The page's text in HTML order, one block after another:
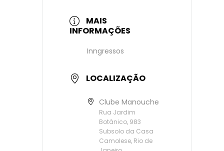
MAIS
INFORMAÇÕES
Inngressos
LOCALIZAÇÃO
Clube Manouche
Rua Jardim
Botânico, 983
Subsolo da Casa
Camolese, Rio de